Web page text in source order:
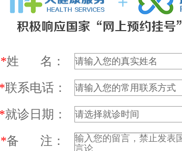
*姓 名：
联系电话：
就诊日期：
*备 注：